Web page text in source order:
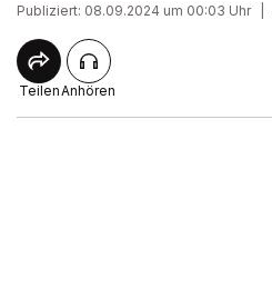
Publiziert: 08.09.2024 um 00:03 Uhr
TeilenAnhören